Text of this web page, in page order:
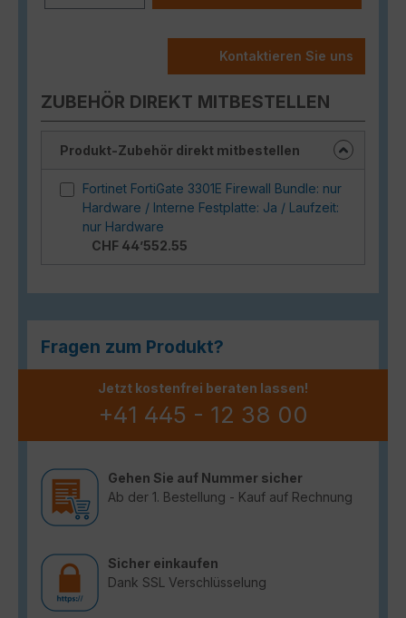
Kontaktieren Sie uns
ZUBEHÖR DIREKT MITBESTELLEN
Produkt-Zubehör direkt mitbestellen
Fortinet FortiGate 3301E Firewall Bundle: nur
Hardware / Interne Festplatte: Ja / Laufzeit:
nur Hardware
CHF 44’552.55
Fragen zum Produkt?
Jetzt kostenfrei beraten lassen!
+41 445 - 12 38 00
Gehen Sie auf Nummer sicher
Ab der 1. Bestellung - Kauf auf Rechnung
Sicher einkaufen
Dank SSL Verschlüsselung